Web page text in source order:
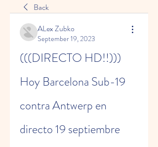
Back
ALex Zubko
September 19, 2023
(((DIRECTO HD!!)))
Hoy Barcelona Sub-19
contra Antwerp en
directo 19 septiembre